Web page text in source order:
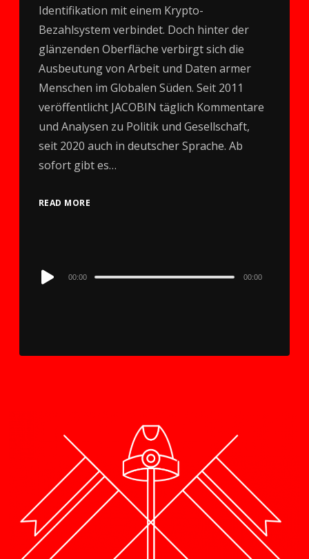
Identifikation mit einem Krypto-
Bezahlsystem verbindet. Doch hinter der
glänzenden Oberfläche verbirgt sich die
Ausbeutung von Arbeit und Daten armer
Menschen im Globalen Süden. Seit 2011
veröffentlicht JACOBIN täglich Kommentare
und Analysen zu Politik und Gesellschaft,
seit 2020 auch in deutscher Sprache. Ab
sofort gibt es…
READ MORE
Audio
00:00 00:00